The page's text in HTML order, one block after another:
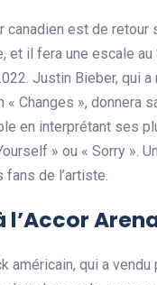
canadien est de retour
et il fera une escale au
Justin Bieber, qui
« Changes », donnera
en interprétant ses
» ou « Sorry ».
fans de l’artiste.
l’Accor
américain, qui a